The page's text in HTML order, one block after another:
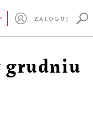
ZALOGUJ
grudniu